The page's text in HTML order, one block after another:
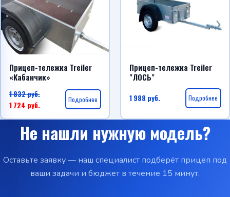
Прицеп-тележка Treiler
«Кабанчик»
1 832руб.
1 724 руб.
Подробнее
Прицеп-тележка Treiler
"ЛОСЬ"
1 988 руб. Подробнее
Не нашли нужную модель?
Оставьте заявку — наш специалист подберёт прицеп под
ваши задачи и бюджет в течение 15 минут.